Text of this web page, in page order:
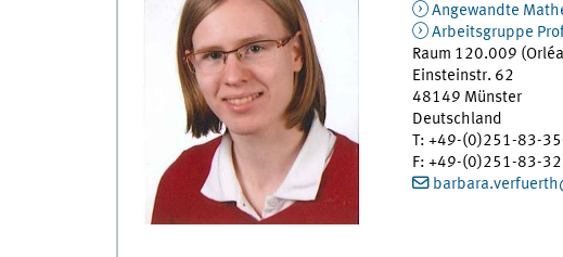
Angewandte
Arbeitsgruppe
Raum 120.009
Einsteinstr. 62
48149 Münster
Deutschland
T: +49-(0)251-83-
F: +49-(0)251-83-